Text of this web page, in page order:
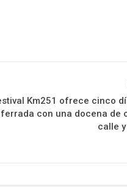
Km251 ofrece cinco
con una docena de
calle